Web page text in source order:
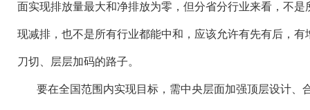
面实现排放量最大和净排放为零，但分省分行业来看，不
现减排，也不是所有行业都能中和，应该允许有先有后，
刀切、层层加码的路子。
要在全国范围内实现目标，需中央层面加强顶层设计、